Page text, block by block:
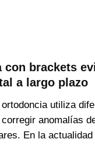
con brackets
a largo plazo
utiliza
anomalías
En la actualidad